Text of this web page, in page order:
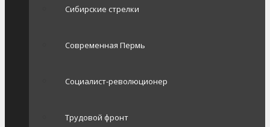
Сибирские стрелки
Современная Пермь
Социалист-революционер
Трудовой фронт